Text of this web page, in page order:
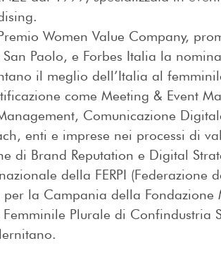
Women Value Company,
San Paolo, e Forbes Italia la
il meglio dell’Italia al
come Meeting & Event
Comunicazione
enti e imprese nei processi di
di Brand Reputation e Digital
della FERPI (Federazione
per la Campania della Fondazione
Plurale di Confindustria